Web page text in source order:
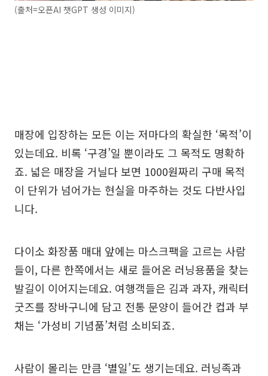
(출처=오픈AI 챗GPT 생성 이미지)
매장에 입장하는 모든 이는 저마다의 확실한 ‘목적’이
있는데요. 비록 ‘구경’일 뿐이라도 그 목적도 명확하
죠. 넓은 매장을 거닐다 보면 1000원짜리 구매 목적
이 단위가 넘어가는 현실을 마주하는 것도 다반사입
니다.
다이소 화장품 매대 앞에는 마스크팩을 고르는 사람
들이, 다른 한쪽에서는 새로 들어온 러닝용품을 찾는
발길이 이어지는데요. 여행객들은 김과 과자, 캐릭터
굿즈를 장바구니에 담고 전통 문양이 들어간 컵과 부
채는 ‘가성비 기념품’처럼 소비되죠.
사람이 몰리는 만큼 ‘별일’도 생기는데요. 러닝족과